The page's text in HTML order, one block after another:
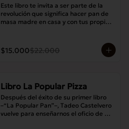
Este libro te invita a ser parte de la
revolución que significa hacer pan de
masa madre en casa y con tus propias
$15.000$22.000
Libro La Popular Pizza
Después del éxito de su primer libro
–“La Popular Pan”–, Tadeo Castelvero
vuelve para enseñarnos el oficio de